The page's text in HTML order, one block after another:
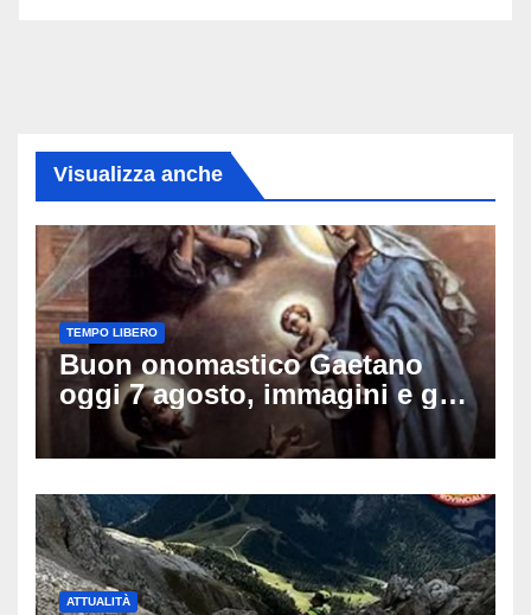
Visualizza anche
TEMPO LIBERO
Buon onomastico Gaetano
oggi 7 agosto, immagini e gif
di auguri da condividere sui
social
ATTUALITÀ